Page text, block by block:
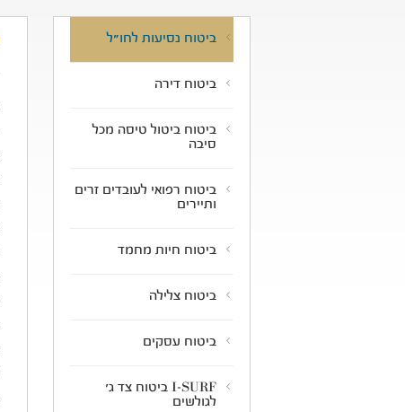
ביטוח נסיעות לחו"ל
ביטוח דירה
ביטוח ביטול טיסה מכל
סיבה
ביטוח רפואי לעובדים זרים
ותיירים
ביטוח חיות מחמד
ביטוח צלילה
ביטוח עסקים
I-SURF ביטוח צד ג'
לגולשים